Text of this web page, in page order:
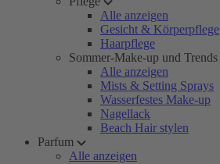
Alle anzeigen
Gesicht & Körperpflege
Haarpflege
Sommer-Make-up und Trends
Alle anzeigen
Mists & Setting Sprays
Wasserfestes Make-up
Nagellack
Beach Hair stylen
Parfum
Alle anzeigen